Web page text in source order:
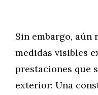
Sin embargo, aún
medidas visibles
prestaciones que
exterior: Una